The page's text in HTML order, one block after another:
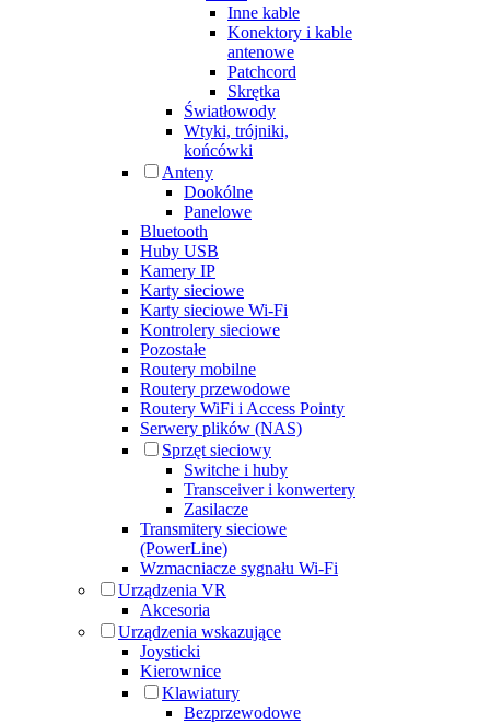
Inne kable
Konektory i kable
antenowe
Patchcord
Skrętka
Światłowody
Wtyki, trójniki,
końcówki
Anteny
Dookólne
Panelowe
Bluetooth
Huby USB
Kamery IP
Karty sieciowe
Karty sieciowe Wi-Fi
Kontrolery sieciowe
Pozostałe
Routery mobilne
Routery przewodowe
Routery WiFi i Access Pointy
Serwery plików (NAS)
Sprzęt sieciowy
Switche i huby
Transceiver i konwertery
Zasilacze
Transmitery sieciowe
(PowerLine)
Wzmacniacze sygnału Wi-Fi
Urządzenia VR
Akcesoria
Urządzenia wskazujące
Joysticki
Kierownice
Klawiatury
Bezprzewodowe